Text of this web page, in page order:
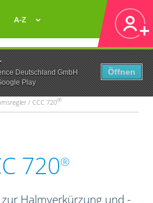
Deutschland GmbH
Play
Öffnen
A-Z
/ CCC 720®
720®
Halmverkürzung und -